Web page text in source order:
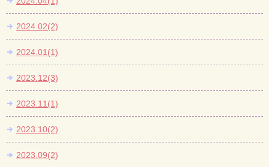
2024.02(2)
2024.01(1)
2023.12(3)
2023.11(1)
2023.10(2)
2023.09(2)